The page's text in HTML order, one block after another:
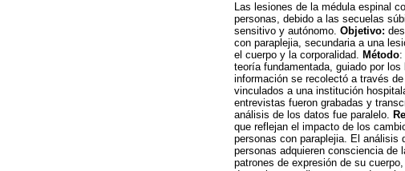
Las lesiones de la médula espinal
personas, debido a las secuelas
sensitivo y autónomo. Objetivo:
con paraplejia, secundaria a una
el cuerpo y la corporalidad. Método:
teoría fundamentada, guiado por
información se recolectó a través
vinculados a una institución
entrevistas fueron grabadas y
análisis de los datos fue paralelo.
que reflejan el impacto de los
personas con paraplejia. El análisis
personas adquieren consciencia de
patrones de expresión de su